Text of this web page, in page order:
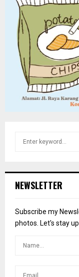
h
o
r
NEWSLETTER
Subscribe my
photos. Let's stay